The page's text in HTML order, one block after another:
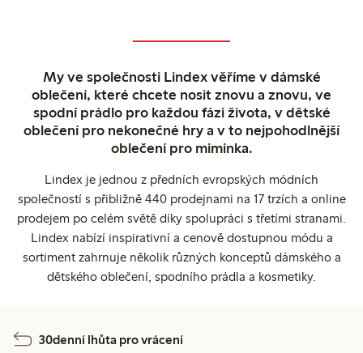
My ve společnosti Lindex věříme v dámské
oblečení, které chcete nosit znovu a znovu, ve
spodní prádlo pro každou fázi života, v dětské
oblečení pro nekonečné hry a v to nejpohodlnější
oblečení pro miminka.
Lindex je jednou z předních evropských módních
společností s přibližně 440 prodejnami na 17 trzích a online
prodejem po celém světě díky spolupráci s třetími stranami.
Lindex nabízí inspirativní a cenově dostupnou módu a
sortiment zahrnuje několik různých konceptů dámského a
dětského oblečení, spodního prádla a kosmetiky.
30denní lhůta pro vrácení